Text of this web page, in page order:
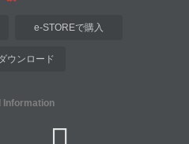
e-STOREで購入
ウンロード
Information